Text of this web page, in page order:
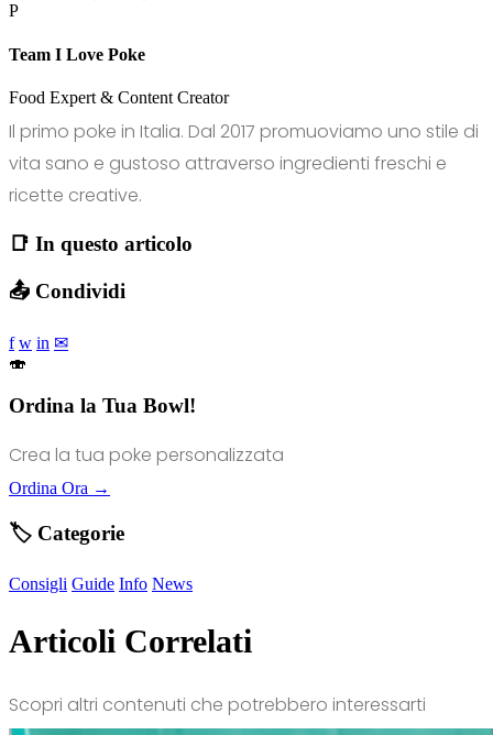
P
Team I Love Poke
Food Expert & Content Creator
Il primo poke in Italia. Dal 2017 promuoviamo uno stile di
vita sano e gustoso attraverso ingredienti freschi e
ricette creative.
📑 In questo articolo
📤 Condividi
f w in ✉
🍣
Ordina la Tua Bowl!
Crea la tua poke personalizzata
Ordina Ora →
🏷️ Categorie
Consigli Guide Info News
Articoli Correlati
Scopri altri contenuti che potrebbero interessarti